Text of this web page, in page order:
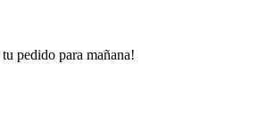
pedido para mañana!